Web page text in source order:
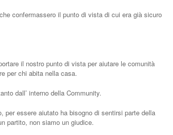
confermassero il punto di vista di cui era già sicuro
il nostro punto di vista per aiutare le comunità
per chi abita nella casa.
dall’ interno della Community.
per essere aiutato ha bisogno di sentirsi parte della
partito, non siamo un giudice.